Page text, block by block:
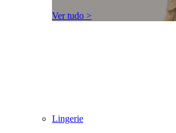
Ver tudo >
Lingerie